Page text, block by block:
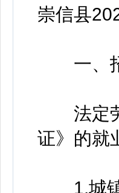
崇信县
一、
法定劳
证》的就
1.城镇